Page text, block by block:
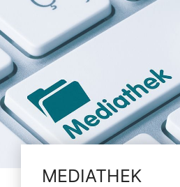
MEDIATHEK